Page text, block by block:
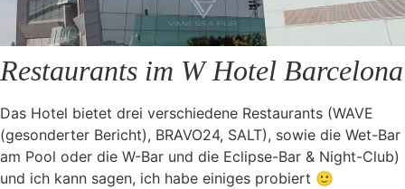
Restaurants im W Hotel Barcelona
Das Hotel bietet drei verschiedene Restaurants (WAVE
(gesonderter Bericht), BRAVO24, SALT), sowie die Wet-Bar
am Pool oder die W-Bar und die Eclipse-Bar & Night-Club)
und ich kann sagen, ich habe einiges probiert 🙂